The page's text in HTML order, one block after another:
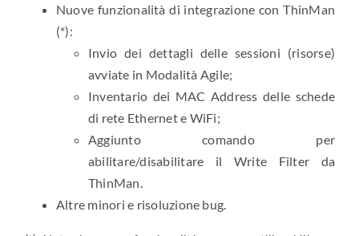
Nuove funzionalità di integrazione con ThinMan
(*):
Invio dei dettagli delle sessioni (risorse)
avviate in Modalità Agile;
Inventario dei MAC Address delle schede
di rete Ethernet e WiFi;
Aggiunto comando per
abilitare/disabilitare il Write Filter da
ThinMan.
Altre minori e risoluzione bug.